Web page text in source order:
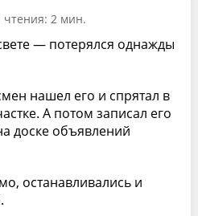
2 мин.
— потерялся однажды
нашел его и спрятал в
А потом записал его
доске объявлений
останавливались и